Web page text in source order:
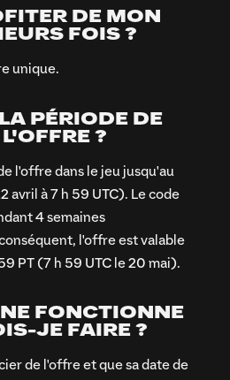
DE MON
FOIS ?
unique.
PÉRIODE DE
?
l'offre dans le jeu jusqu'au
avril à 7 h 59 UTC). Le code
4 semaines
l'offre est valable
PT (7 h 59 UTC le 20 mai).
FONCTIONNE
JE FAIRE ?
de l'offre et que sa date de